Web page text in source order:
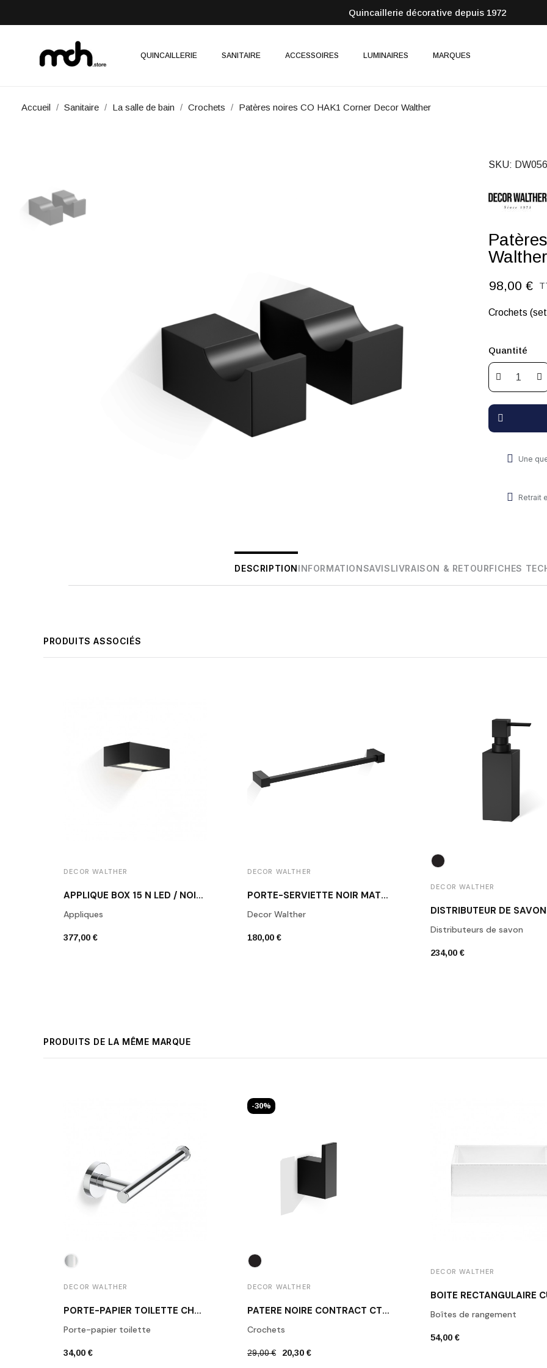
Quincaillerie décorative depuis 1972
QUINCAILLERIE SANITAIRE ACCESSOIRES LUMINAIRES MARQUES
Accueil Sanitaire La salle de bain Crochets Patères noires CO HAK1 Corner Decor Walther
SKU
Walther
98,00 €
Crochets
Quantité
Une
Retrait
DESCRIPTIONINFORMATIONSAVISLIVRAISON & RETOURFICHES
PRODUITS ASSOCIÉS
DECOR WALTHER
APPLIQUE BOX 15 N LED / NOIR MAT
Appliques
377,00 €
DECOR WALTHER
PORTE-SERVIETTE NOIR MAT CO HTE40
Decor Walther
180,00 €
DECOR WALTHER
Distributeurs de savon
234,00 €
PRODUITS DE LA MÊME MARQUE
DECOR WALTHER
PORTE-PAPIER TOILETTE CHROME POLI BA TPH1
Porte-papier toilette
34,00 €
DECOR WALTHER
PATÈRE NOIRE CONTRACT CT HAK1 DECOR WALTHER
Crochets
29,00 € 20,30 €
-30%
DECOR WALTHER
Boîtes de rangement
54,00 €